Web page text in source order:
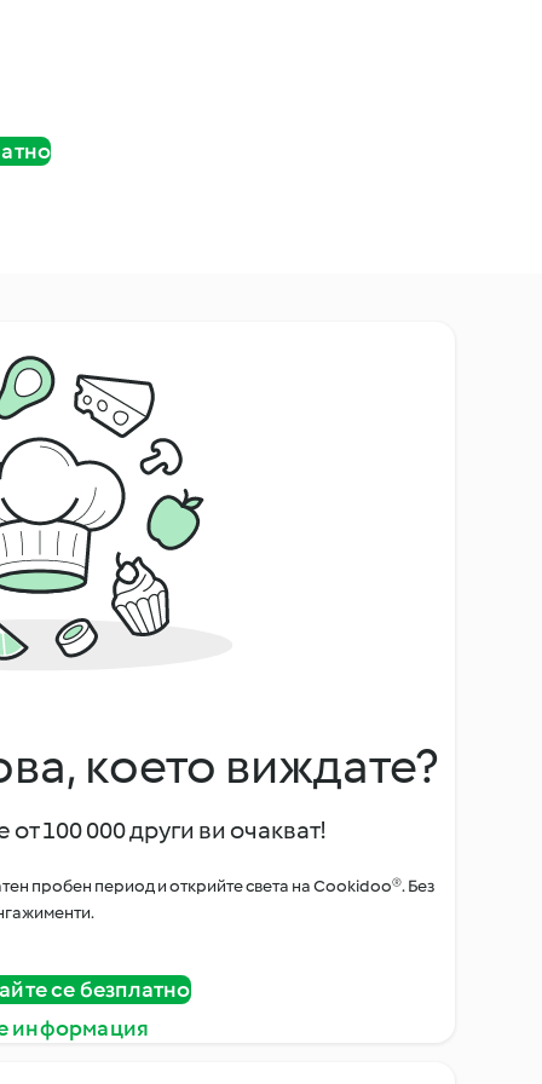
което виждате?
100 000 други ви очакват!
пробен период и открийте света на Cookidoo®. Без
се безплатно
информация